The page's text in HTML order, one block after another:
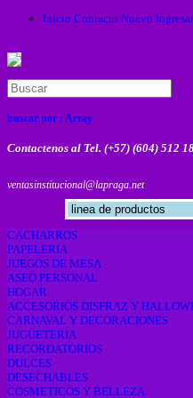
Inicio Contacto Nuevo Ingresar
buscar por : Array
Contactenos al Tel. (+57) (604) 512
ventasinstitucional@lapraga.net
CACHARROS
PAPELERIA
JUEGOS DE MESA
ASEO PERSONAL
HOGAR
ACCESORIOS DISFRAZ Y
CARNAVAL Y DECORACIONES
JUGUETERIA
RECORDATORIOS
DULCES
DESECHABLES
COSMETICOS Y BELLEZA